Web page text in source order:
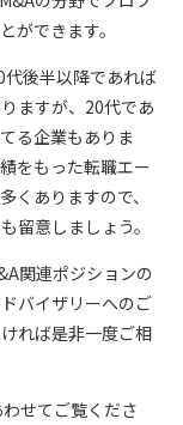
ができます。
後半以降であれば
ますが、20代であ
る企業もありま
をもった転職エー
くありますので、
留意しましょう。
関連ポジションの
バイザリーへのご
れば是非一度ご相
せてご覧くださ